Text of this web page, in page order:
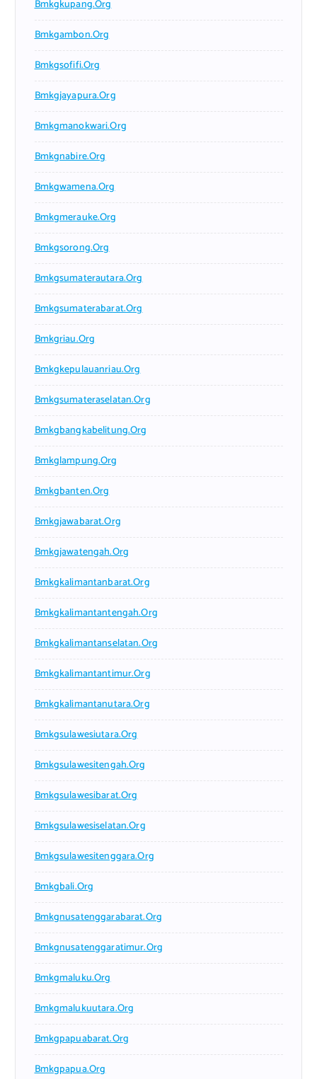
Bmkgkupang.org
Bmkgambon.org
Bmkgsofifi.org
Bmkgjayapura.org
Bmkgmanokwari.org
Bmkgnabire.org
Bmkgwamena.org
Bmkgmerauke.org
Bmkgsorong.org
Bmkgsumaterautara.org
Bmkgsumaterabarat.org
Bmkgriau.org
Bmkgkepulauanriau.org
Bmkgsumateraselatan.org
Bmkgbangkabelitung.org
Bmkglampung.org
Bmkgbanten.org
Bmkgjawabarat.org
Bmkgjawatengah.org
Bmkgkalimantanbarat.org
Bmkgkalimantantengah.org
Bmkgkalimantanselatan.org
Bmkgkalimantantimur.org
Bmkgkalimantanutara.org
Bmkgsulawesiutara.org
Bmkgsulawesitengah.org
Bmkgsulawesibarat.org
Bmkgsulawesiselatan.org
Bmkgsulawesitenggara.org
Bmkgbali.org
Bmkgnusatenggarabarat.org
Bmkgnusatenggaratimur.org
Bmkgmaluku.org
Bmkgmalukuutara.org
Bmkgpapuabarat.org
Bmkgpapua.org